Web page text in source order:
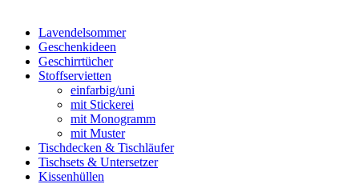
Lavendelsommer
Geschenkideen
Geschirrtücher
Stoffservietten
einfarbig/uni
mit Stickerei
mit Monogramm
mit Muster
Tischdecken & Tischläufer
Tischsets & Untersetzer
Kissenhüllen